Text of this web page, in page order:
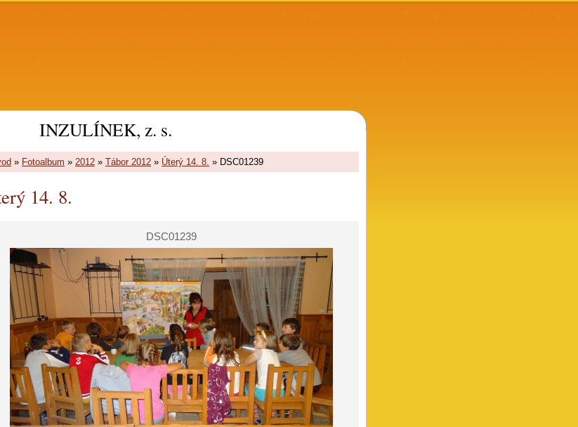
INZULÍNEK, z. s.
» Fotoalbum » 2012 » Tábor 2012 » Úterý 14. 8. » DSC01239
14. 8.
DSC01239